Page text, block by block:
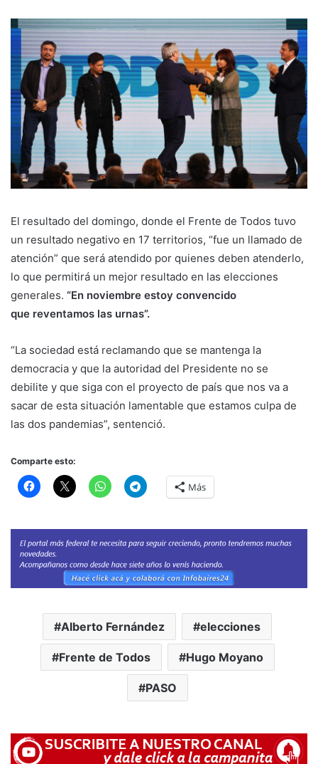
El resultado del domingo, donde el Frente de Todos tuvo
un resultado negativo en 17 territorios, “fue un llamado de
atención” que será atendido por quienes deben atenderlo,
lo que permitirá un mejor resultado en las elecciones
generales. “En noviembre estoy convencido
que reventamos las urnas”.
“La sociedad está reclamando que se mantenga la
democracia y que la autoridad del Presidente no se
debilite y que siga con el proyecto de país que nos va a
sacar de esta situación lamentable que estamos culpa de
las dos pandemias”, sentenció.
Comparte esto:
Más
Alberto Fernández elecciones
Frente de Todos Hugo Moyano
PASO